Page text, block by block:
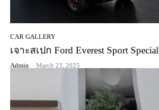
CAR GALLERY
เจาะสเปก Ford Everest Sport
Admin - March 23, 2025